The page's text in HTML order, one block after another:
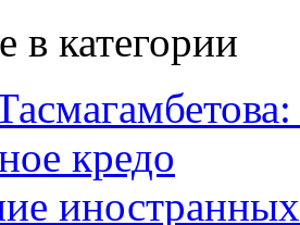
в категории
кредо